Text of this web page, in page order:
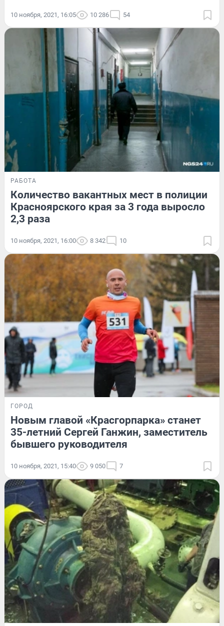
10 ноября, 2021, 16:05 10 286 54
РАБОТА
Количество вакантных мест в полиции
Красноярского края за 3 года выросло
2,3 раза
10 ноября, 2021, 16:00 8 342 10
ГОРОД
Новым главой «Красгорпарка» станет
35-летний Сергей Ганжин, заместитель
бывшего руководителя
10 ноября, 2021, 15:40 9 050 7